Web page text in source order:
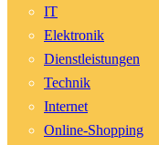
IT
Elektronik
Dienstleistungen
Technik
Internet
Online-Shopping